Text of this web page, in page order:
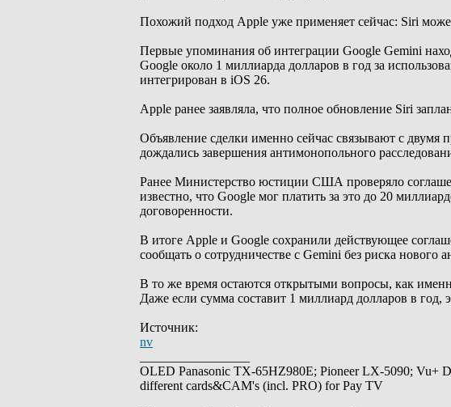
Похожий подход Apple уже применяет сейчас: Siri
Первые упоминания об интеграции Google Gemini
Google около 1 миллиарда долларов в год за
интегрирован в iOS 26.
Apple ранее заявляла, что полное обновление Siri
Объявление сделки именно сейчас связывают с
дождались завершения антимонопольного
Ранее Министерство юстиции США проверяло
известно, что Google мог платить за это до 20
договоренности.
В итоге Apple и Google сохранили действующее
сообщать о сотрудничестве с Gemini без риска нового
В то же время остаются открытыми вопросы, как
Даже если сумма составит 1 миллиард долларов в год,
Источник:
nv
OLED Panasonic TX-65HZ980E; Pioneer LX-5090; Vu+
different cards&CAM's (incl. PRO) for Pay TV